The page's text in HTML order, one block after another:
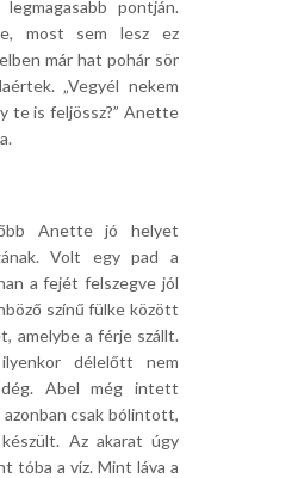
pontján.
most sem lesz ez
már hat pohár sör
„Vegyél nekem
te is feljössz?” Anette
Anette jó helyet
Volt egy pad a
a fejét felszegve jól
színű fülke között
amelybe a férje szállt.
délelőtt nem
Abel még intett
csak bólintott,
Az akarat úgy
tóba a víz. Mint láva a